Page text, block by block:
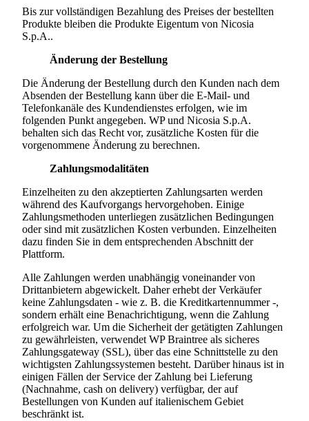
Bis zur vollständigen Bezahlung des Preises der bestellten
Produkte bleiben die Produkte Eigentum von Nicosia
S.p.A..
Änderung der Bestellung
Die Änderung der Bestellung durch den Kunden nach dem
Absenden der Bestellung kann über die E-Mail- und
Telefonkanäle des Kundendienstes erfolgen, wie im
folgenden Punkt angegeben. WP und Nicosia S.p.A.
behalten sich das Recht vor, zusätzliche Kosten für die
vorgenommene Änderung zu berechnen.
Zahlungsmodalitäten
Einzelheiten zu den akzeptierten Zahlungsarten werden
während des Kaufvorgangs hervorgehoben. Einige
Zahlungsmethoden unterliegen zusätzlichen Bedingungen
oder sind mit zusätzlichen Kosten verbunden. Einzelheiten
dazu finden Sie in dem entsprechenden Abschnitt der
Plattform.
Alle Zahlungen werden unabhängig voneinander von
Drittanbietern abgewickelt. Daher erhebt der Verkäufer
keine Zahlungsdaten - wie z. B. die Kreditkartennummer -,
sondern erhält eine Benachrichtigung, wenn die Zahlung
erfolgreich war. Um die Sicherheit der getätigten Zahlungen
zu gewährleisten, verwendet WP Braintree als sicheres
Zahlungsgateway (SSL), über das eine Schnittstelle zu den
wichtigsten Zahlungssystemen besteht. Darüber hinaus ist in
einigen Fällen der Service der Zahlung bei Lieferung
(Nachnahme, cash on delivery) verfügbar, der auf
Bestellungen von Kunden auf italienischem Gebiet
beschränkt ist.